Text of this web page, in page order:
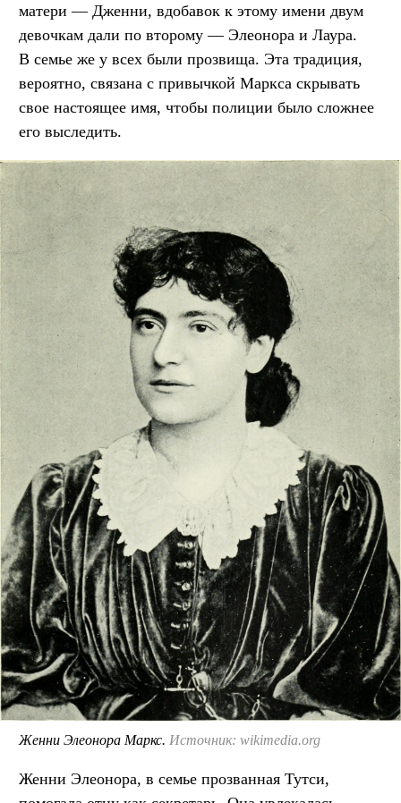
матери — Дженни, вдобавок к этому имени двум
девочкам дали по второму — Элеонора и Лаура.
В семье же у всех были прозвища. Эта традиция,
вероятно, связана с привычкой Маркса скрывать
свое настоящее имя, чтобы полиции было сложнее
его выследить.
Женни Элеонора Маркс. Источник: wikimedia.org
Женни Элеонора, в семье прозванная Тутси,